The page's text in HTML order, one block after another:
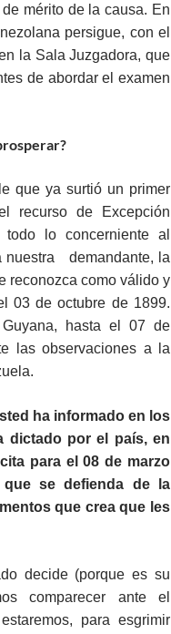
mérito de la causa. En
persigue, con el
la Sala Juzgadora, que
de abordar el examen
que ya surtió un primer
recurso de Excepción
todo lo concerniente al
nuestra demandante, la
reconozca como válido y
03 de octubre de 1899.
hasta el 07 de
las observaciones a la
ha informado en los
dictado por el país, en
para el 08 de marzo
se defienda de la
que crea que les
decide (porque es su
comparecer ante el
para esgrimir